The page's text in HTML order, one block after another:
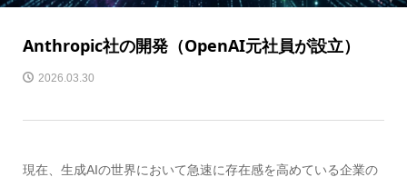
Anthropic社の開発（OpenAI元社員が設立）
2026.03.30
現在、生成AIの世界において急速に存在感を高めている企業の